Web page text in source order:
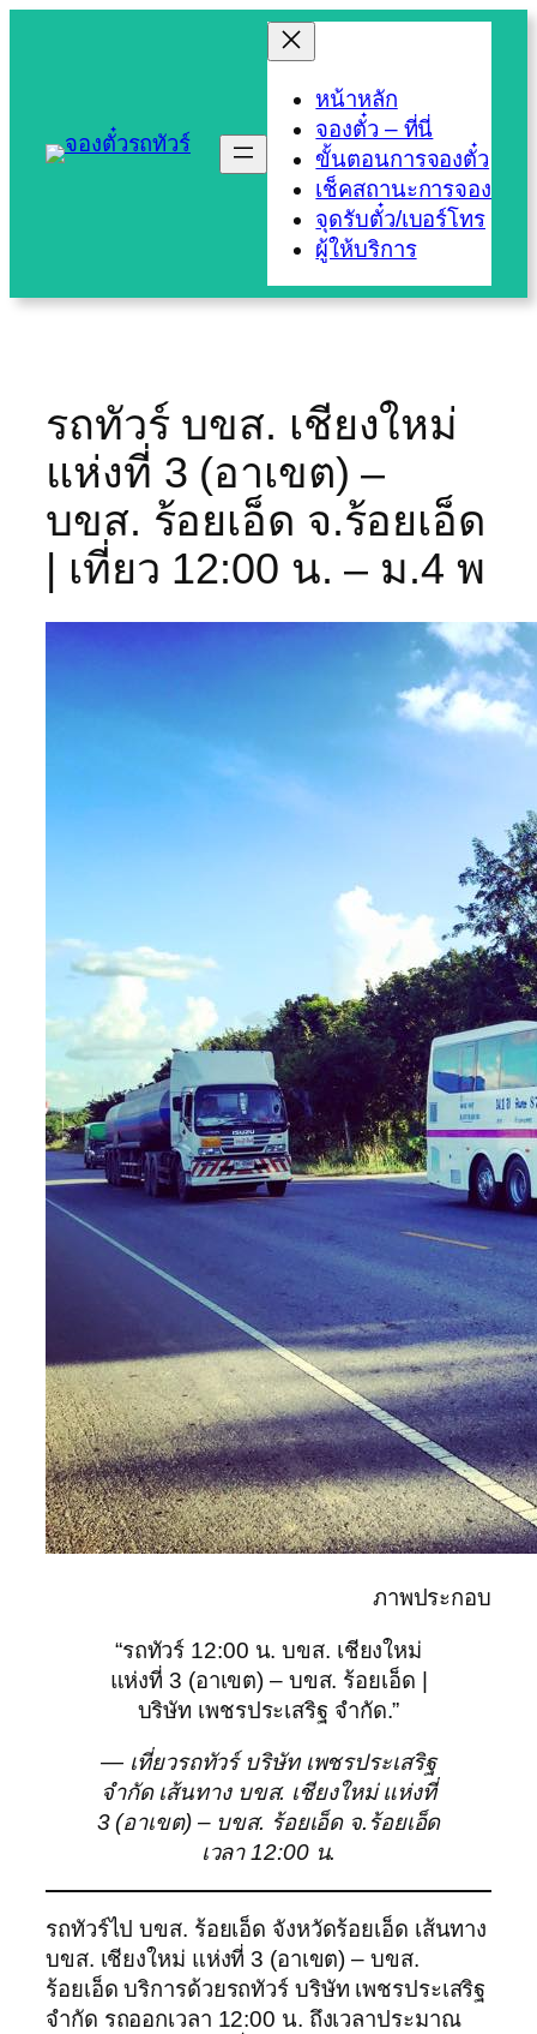
หน้าหลัก
จองตั๋ว – ที่นี่
ขั้นตอนการจองตั๋ว
เช็คสถานะการจอง
จุดรับตั๋ว/เบอร์โทร
ผู้ให้บริการ
รถทัวร์ บขส. เชียงใหม่
แห่งที่ 3 (อาเขต) –
บขส. ร้อยเอ็ด จ.ร้อยเอ็ด
| เที่ยว 12:00 น. – ม.4 พ
ภาพประกอบ
“รถทัวร์ 12:00 น. บขส. เชียงใหม่
แห่งที่ 3 (อาเขต) – บขส. ร้อยเอ็ด |
บริษัท เพชรประเสริฐ จำกัด.”
— เที่ยวรถทัวร์ บริษัท เพชรประเสริฐ
จำกัด เส้นทาง บขส. เชียงใหม่ แห่งที่
3 (อาเขต) – บขส. ร้อยเอ็ด จ.ร้อยเอ็ด
เวลา 12:00 น.
รถทัวร์ไป บขส. ร้อยเอ็ด จังหวัดร้อยเอ็ด เส้นทาง
บขส. เชียงใหม่ แห่งที่ 3 (อาเขต) – บขส.
ร้อยเอ็ด บริการด้วยรถทัวร์ บริษัท เพชรประเสริฐ
จำกัด รถออกเวลา 12:00 น. ถึงเวลาประมาณ